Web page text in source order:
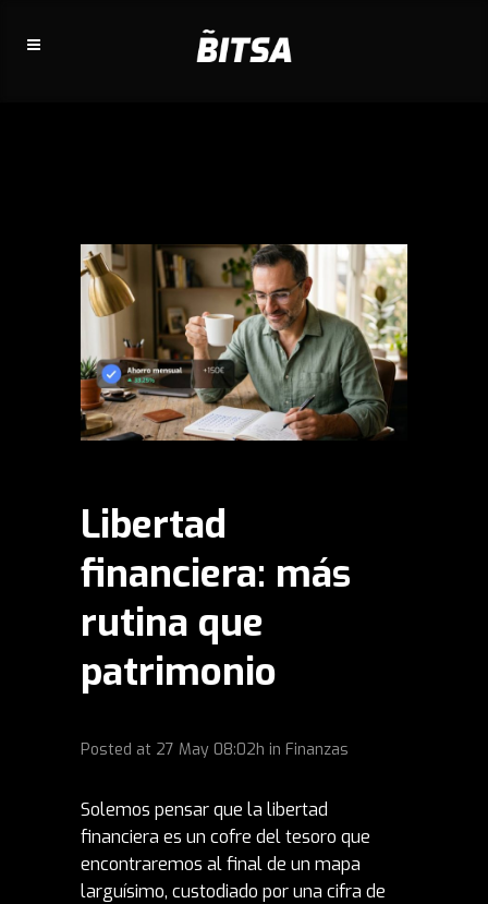
Libertad
financiera: más
rutina que
patrimonio
Posted at 27 May 08:02h in Finanzas
Solemos pensar que la libertad
financiera es un cofre del tesoro que
encontraremos al final de un mapa
larguísimo, custodiado por una cifra de